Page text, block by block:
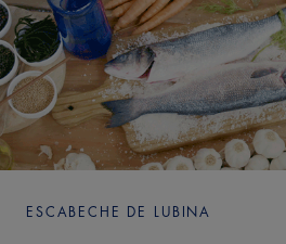
ESCABECHE DE LUBINA